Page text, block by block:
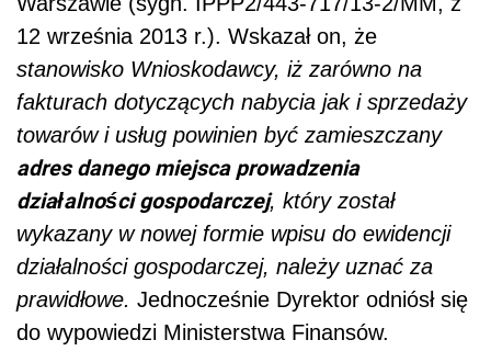
12 września 2013 r.). Wskazał on, że
stanowisko Wnioskodawcy, iż zarówno na
fakturach dotyczących nabycia jak i sprzedaży
towarów i usług powinien być zamieszczany
adres danego miejsca prowadzenia
działalności gospodarczej, który został
wykazany w nowej formie wpisu do ewidencji
działalności gospodarczej, należy uznać za
prawidłowe. Jednocześnie Dyrektor odniósł się
do wypowiedzi Ministerstwa Finansów.